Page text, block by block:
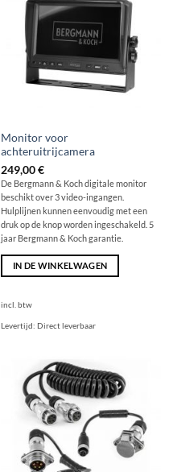
Monitor voor
achteruitrijcamera
249,00€
De Bergmann & Koch digitale monitor
beschikt over 3 video-ingangen.
Hulplijnen kunnen eenvoudig met een
druk op de knop worden ingeschakeld. 5
jaar Bergmann & Koch garantie.
IN DE WINKELWAGEN
incl. btw
Levertijd: Direct leverbaar